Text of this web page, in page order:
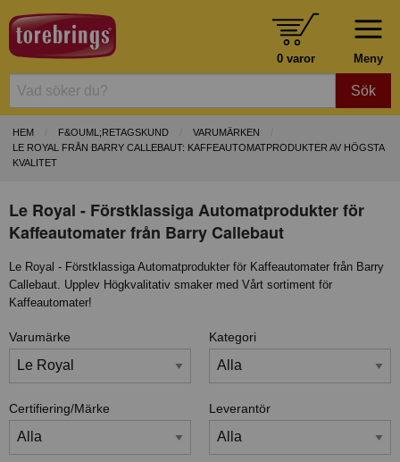
Meny
0 varor
Sök
HEM F&OUML;RETAGSKUND
VARUMÄRKEN
LE ROYAL FRÅN BARRY CALLEBAUT: KAFFEAUTOMATPRODUKTER AV HÖGSTA
KVALITET
Le Royal - Förstklassiga Automatprodukter för
Kaffeautomater från Barry Callebaut
Le Royal - Förstklassiga Automatprodukter för Kaffeautomater från Barry
Callebaut. Upplev Högkvalitativ smaker med Vårt sortiment för
Kaffeautomater!
Varumärke Kategori
Certifiering/Märke Leverantör